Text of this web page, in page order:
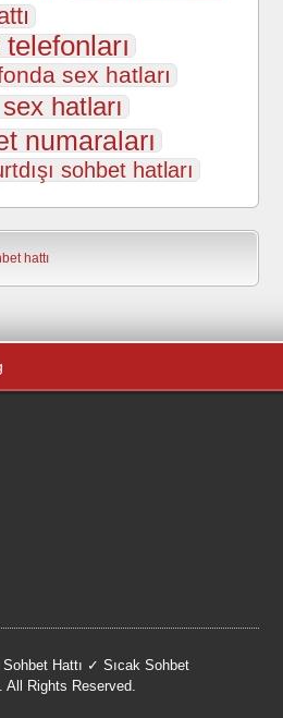
sex hatları
hatları
numaraları
sohbet hatları
hattı
Hattı ✓ Sıcak Sohbet
All Rights Reserved.